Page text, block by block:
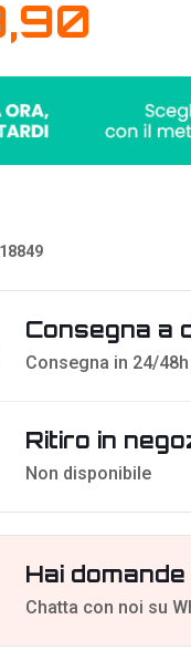
Consegna a
Consegna in 24/
Ritiro in
Non disponibile
Hai
Chatta con noi su